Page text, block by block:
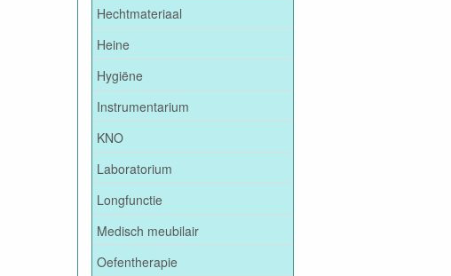
Hechtmateriaal
Heine
Hygiëne
Instrumentarium
KNO
Laboratorium
Longfunctie
Medisch meubilair
Oefentherapie